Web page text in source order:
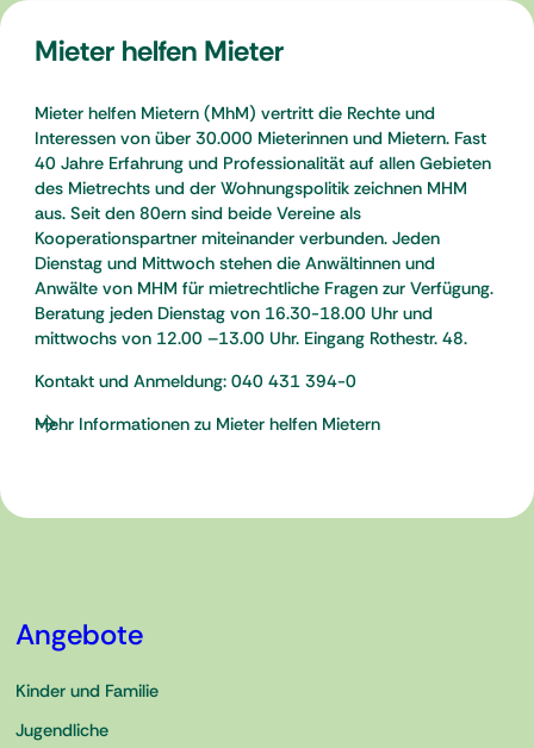
Mieter helfen Mieter
Mieter helfen Mietern (MhM) vertritt die Rechte und
Interessen von über 30.000 Mieterinnen und Mietern. Fast
40 Jahre Erfahrung und Professionalität auf allen Gebieten
des Mietrechts und der Wohnungspolitik zeichnen MHM
aus. Seit den 80ern sind beide Vereine als
Kooperationspartner miteinander verbunden. Jeden
Dienstag und Mittwoch stehen die Anwältinnen und
Anwälte von MHM für mietrechtliche Fragen zur Verfügung.
Beratung jeden Dienstag von 16.30-18.00 Uhr und
mittwochs von 12.00 –13.00 Uhr. Eingang Rothestr. 48.
Kontakt und Anmeldung: 040 431 394-0
Mehr Informationen zu Mieter helfen Mietern
Angebote
Kinder und Familie
Jugendliche